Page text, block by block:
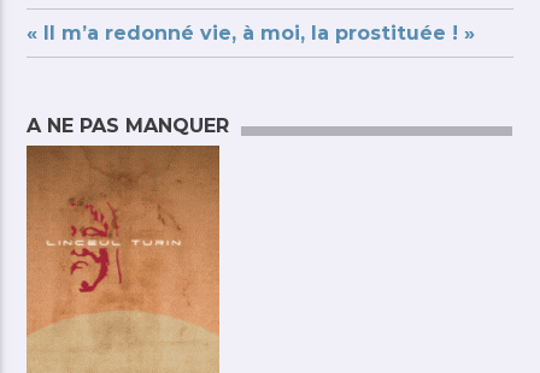
« Il m’a redonné vie, à moi, la prostituée ! »
A NE PAS MANQUER